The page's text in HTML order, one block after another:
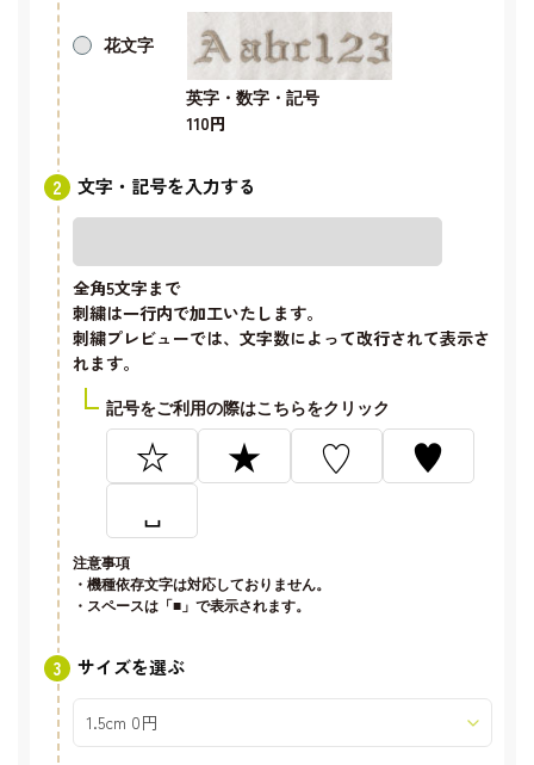
花文字
英字・数字・記号
110円
文字・記号を入力する
全角5文字まで
刺繍は一行内で加工いたします。
刺繍プレビューでは、文字数によって改行されて表示さ
れます。
記号をご利用の際はこちらをクリック
☆ ★ ♡
♥
␣
注意事項
・機種依存文字は対応しておりません。
・スペースは「■」で表示されます。
サイズを選ぶ